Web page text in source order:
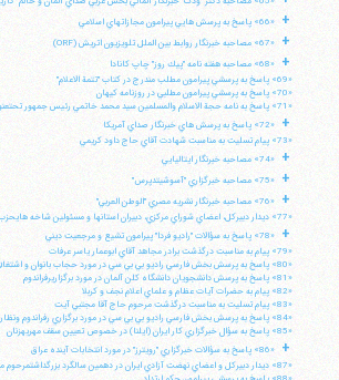
+ «66» پاسخ به پرسش هايي پيرامون مجازاتهاي اسلامي
+ «67» مصاحبه خبرنگار روابط بين الملل تلويزيون اتريش (ORF)
+
«68» مصاحبه هفته نامه "پيك روز" چاپ كانادا
«69» پاسخ به پرسشي پيرامون مطلب مندرج در كتاب "تتمة الاعلام"
«70» پاسخ به پرسشي پيرامون مطلبي در روزنامه كيهان
«71» پاسخ به نامه حجة الاسلام والمسلمين سيد محمد خاتمي رئيس جمهور تحتعنوان "نامه اي براي فردا"
+
«72» پاسخ به پرسش هاي خبرنگار صداي آمريكا
«73» پيام تسليت به مناسبت شهادت آقاي حاج داود كريمي
+ «74» مصاحبه خبرنگار ايتاليايي
+ «75» مصاحبه خبرگزاري "آسوشيتدپرس"
+
«76» مصاحبه خبرنگار نشريه مصري "الوطن العربي"
«77» ديدار دبيركل، اعضاي شوراي مركزي، دبيران استانها و مسئولين شاخه هايحزب مردم سالاري
+
«78» پاسخ به سؤالات "راديو فردا" پيرامون تشيع و مرجعيت ديني
«79» پيام به مناسبت درگذشت برادر مجاهد آقاي ابوعمار ياسر عرفات
«80» پاسخ به پرسش بخش فارسي راديو بي بي سي در مورد حجاب بانوان و اشتغالآنها
«81» پاسخ به پرسش دانشجويان دانشگاه كلن آلمان در مورد برگزاريرفراندوم
«82» پيام به حضرات آيات عظام و علماي اعلام نجف و كربلا
«83» پيام تسليت به مناسبت درگذشت مرحوم حاج آقا مجتبي آيت
«84» پاسخ به پرسش بخش فارسي راديو بي بي سي در مورد برگزاري رفراندوم ونظارت نهادهاي بين المللي
«85» پاسخ به سؤال خبرگزاري كار ايران (ايلنا) در خصوص تعيين سقف مهريهزنان
+
«86» پاسخ به سؤالات خبرگزاري "رويترز" در مورد انتخابات آينده عراق
«87» ديدار دبيركل و اعضاي نهضت آزادي ايران در دهمين سالگرد بزرگداشتمرحوم مهندس مهدي بازرگان